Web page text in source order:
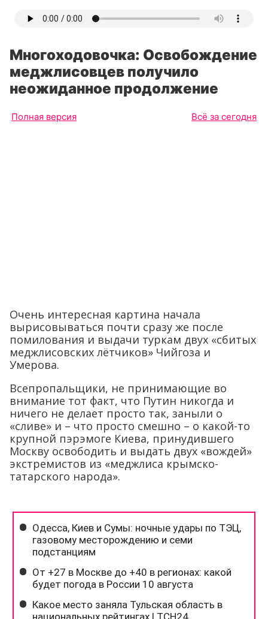
Многоходовочка: Освобождение
меджлисовцев получило
неожиданное продолжение
Полная версия Всё за сегодня
Очень интересная картина начала
вырисовываться почти сразу же после
помилования и выдачи туркам двух «сбитых
меджлисовских лётчиков» Чийгоза и
Умерова.
Всепропальщики, не принимающие во
внимание тот факт, что Путин никогда и
ничего не делает просто так, заныли о
«сливе» и – что просто смешно – о какой-то
крупной пэрэмоге Киева, принудившего
Москву освободить и выдать двух «вождей»
экстремистов из «меджлиса крымско-
татарского народа».